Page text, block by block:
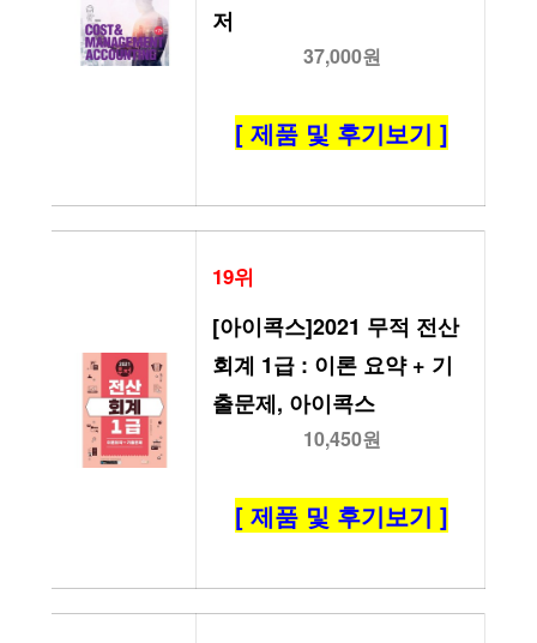
저
37,000원
[ 제품 및 후기보기 ]
19위
[아이콕스]2021 무적 전산
회계 1급 : 이론 요약 + 기
출문제, 아이콕스
10,450원
[ 제품 및 후기보기 ]